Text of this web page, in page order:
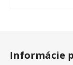
Informácie